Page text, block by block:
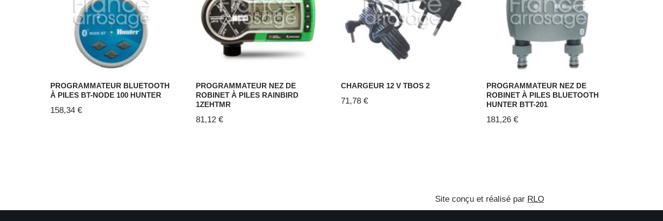
PROGRAMMATEUR BLUETOOTH
À PILES BT-NODE 100 HUNTER
158,34 €
PROGRAMMATEUR NEZ DE
ROBINET À PILES RAINBIRD
1ZEHTMR
81,12 €
CHARGEUR 12 V TBOS 2
71,78€
PROGRAMMATEUR NEZ DE
ROBINET À PILES BLUETOOTH
HUNTER BTT-201
181,26€
Site conçu et réalisé par RLO